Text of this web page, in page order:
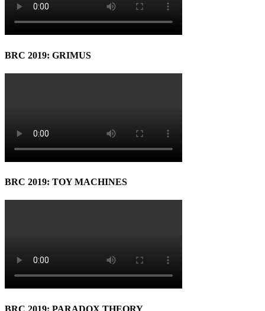
BRC 2019: GRIMUS
BRC 2019: TOY MACHINES
BRC 2019: PARADOX THEORY